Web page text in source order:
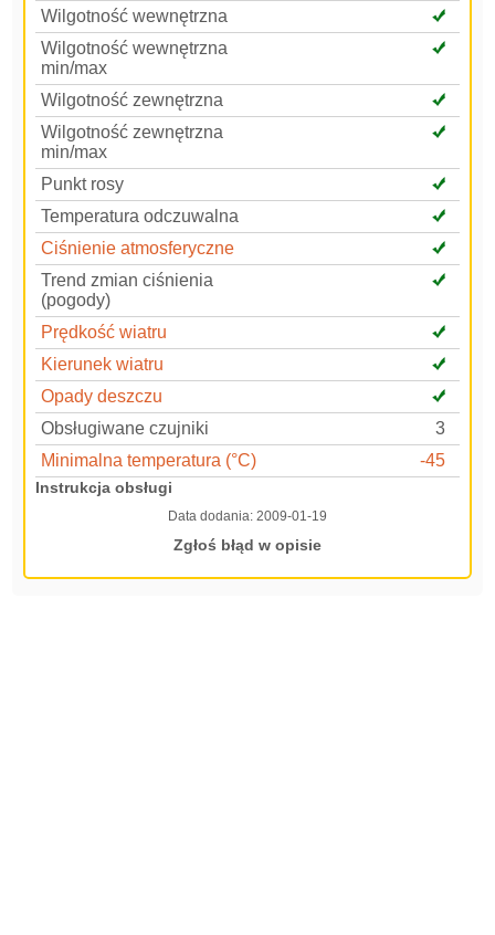
Wilgotność wewnętrzna
Wilgotność wewnętrzna
min/max
Wilgotność zewnętrzna
Wilgotność zewnętrzna
min/max
Punkt rosy
Temperatura odczuwalna
Ciśnienie atmosferyczne
Trend zmian ciśnienia
(pogody)
Prędkość wiatru
Kierunek wiatru
Opady deszczu
Obsługiwane czujniki
3
Minimalna temperatura (°C)
-45
Instrukcja obsługi
Data dodania: 2009-01-19
Zgłoś błąd w opisie